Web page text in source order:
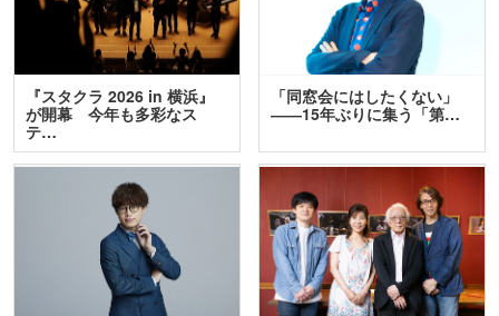
『スタクラ 2026 in 横浜』
が開幕 今年も多彩なス
テ…
「同窓会にはしたくない」
――15年ぶりに集う「第…